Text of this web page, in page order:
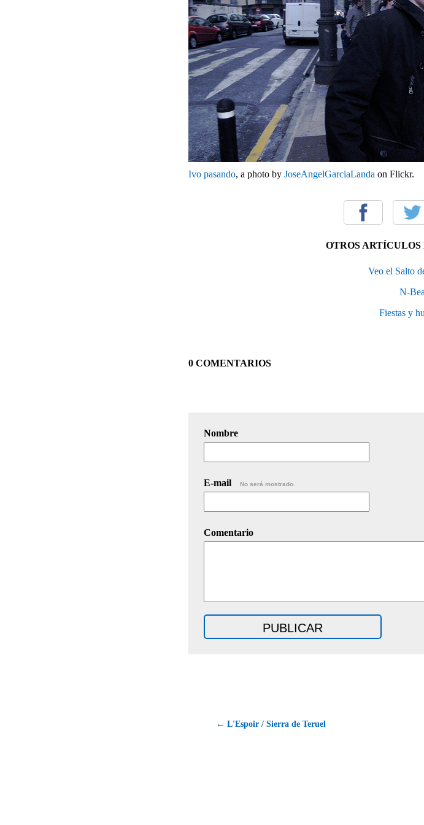
Ivo pasando, a photo by JoseAngelGarciaLanda on Flickr.
OTROS
Veo el Salto
N-Bea
Fiestas y
0 COMENTARIOS
Nombre
E-mail No será mostrado.
Comentario
← L'Espoir / Sierra de Teruel